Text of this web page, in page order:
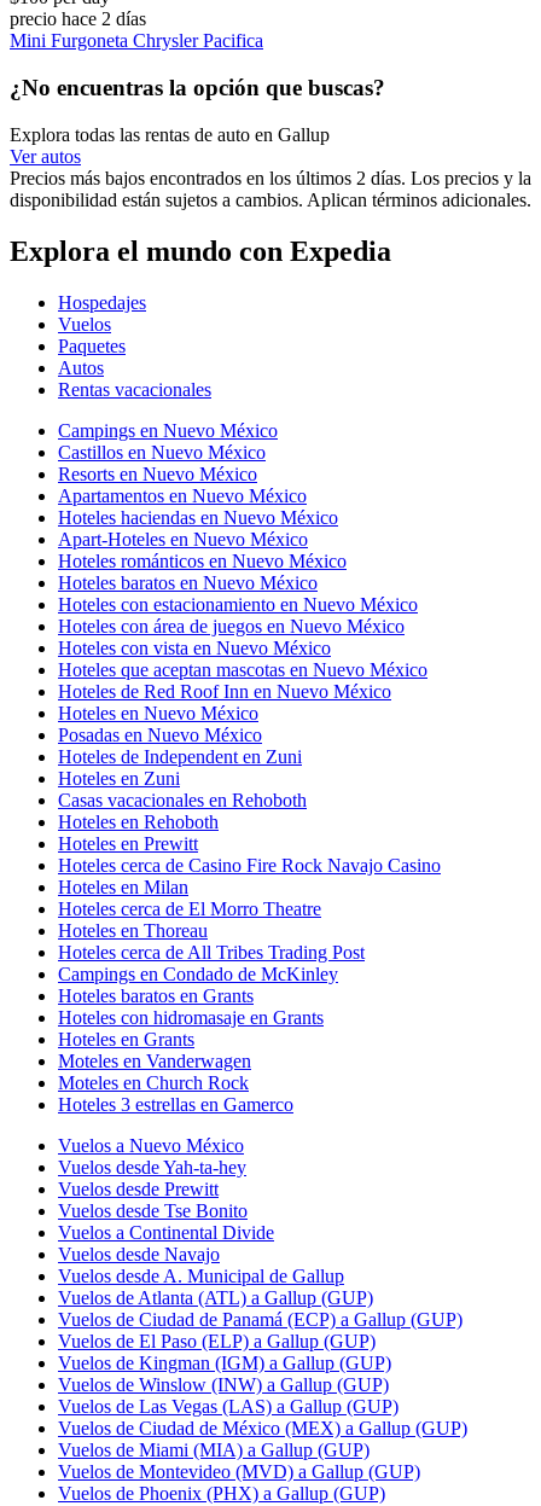
precio hace 2 días
Mini Furgoneta Chrysler Pacifica
¿No encuentras la opción que buscas?
Explora todas las rentas de auto en Gallup
Ver autos
Precios más bajos encontrados en los últimos 2 días. Los precios y la
disponibilidad están sujetos a cambios. Aplican términos adicionales.
Explora el mundo con Expedia
Hospedajes
Vuelos
Paquetes
Autos
Rentas vacacionales
Campings en Nuevo México
Castillos en Nuevo México
Resorts en Nuevo México
Apartamentos en Nuevo México
Hoteles haciendas en Nuevo México
Apart-Hoteles en Nuevo México
Hoteles románticos en Nuevo México
Hoteles baratos en Nuevo México
Hoteles con estacionamiento en Nuevo México
Hoteles con área de juegos en Nuevo México
Hoteles con vista en Nuevo México
Hoteles que aceptan mascotas en Nuevo México
Hoteles de Red Roof Inn en Nuevo México
Hoteles en Nuevo México
Posadas en Nuevo México
Hoteles de Independent en Zuni
Hoteles en Zuni
Casas vacacionales en Rehoboth
Hoteles en Rehoboth
Hoteles en Prewitt
Hoteles cerca de Casino Fire Rock Navajo Casino
Hoteles en Milan
Hoteles cerca de El Morro Theatre
Hoteles en Thoreau
Hoteles cerca de All Tribes Trading Post
Campings en Condado de McKinley
Hoteles baratos en Grants
Hoteles con hidromasaje en Grants
Hoteles en Grants
Moteles en Vanderwagen
Moteles en Church Rock
Hoteles 3 estrellas en Gamerco
Vuelos a Nuevo México
Vuelos desde Yah-ta-hey
Vuelos desde Prewitt
Vuelos desde Tse Bonito
Vuelos a Continental Divide
Vuelos desde Navajo
Vuelos desde A. Municipal de Gallup
Vuelos de Atlanta (ATL) a Gallup (GUP)
Vuelos de Ciudad de Panamá (ECP) a Gallup (GUP)
Vuelos de El Paso (ELP) a Gallup (GUP)
Vuelos de Kingman (IGM) a Gallup (GUP)
Vuelos de Winslow (INW) a Gallup (GUP)
Vuelos de Las Vegas (LAS) a Gallup (GUP)
Vuelos de Ciudad de México (MEX) a Gallup (GUP)
Vuelos de Miami (MIA) a Gallup (GUP)
Vuelos de Montevideo (MVD) a Gallup (GUP)
Vuelos de Phoenix (PHX) a Gallup (GUP)